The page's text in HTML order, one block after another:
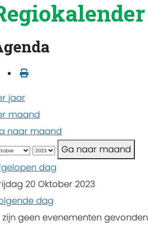
jaar
maand
naar maand
Ga naar maand
dag
20 Oktober 2023
dag
zijn geen evenementen gevonden